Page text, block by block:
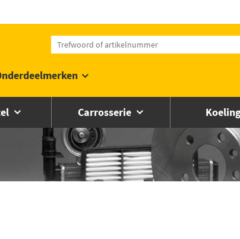
Carrosserie